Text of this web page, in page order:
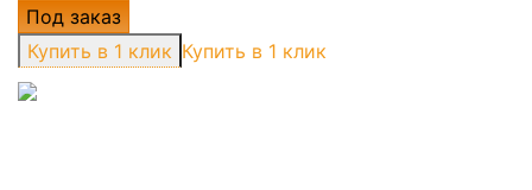
Под заказ
Купить в 1 клик